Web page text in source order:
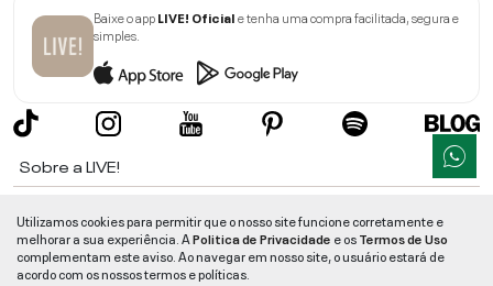
Baixe o appLIVE! Oficiale tenha uma compra facilitada, segura e
simples.
Sobre a LIVE!
Informações
Utilizamos cookies para permitir que o nosso site funcione corretamente e
melhorar a sua experiência. APolitica de Privacidade e osTermos de Uso
complementam este aviso. Ao navegar em nosso site, o usuário estará de
acordo com os nossos termos e políticas.